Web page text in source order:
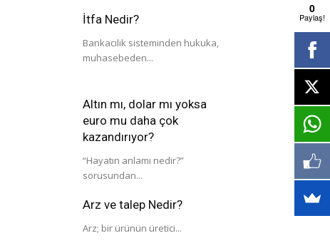
İtfa Nedir?
Bankacılık sisteminden hukuka,
muhasebeden...
Altın mı, dolar mı yoksa
euro mu daha çok
kazandırıyor?
“Hayatın anlamı nedir?”
sorusundan...
Arz ve talep Nedir?
Arz; bir ürünün üretici...
0
Paylaş!